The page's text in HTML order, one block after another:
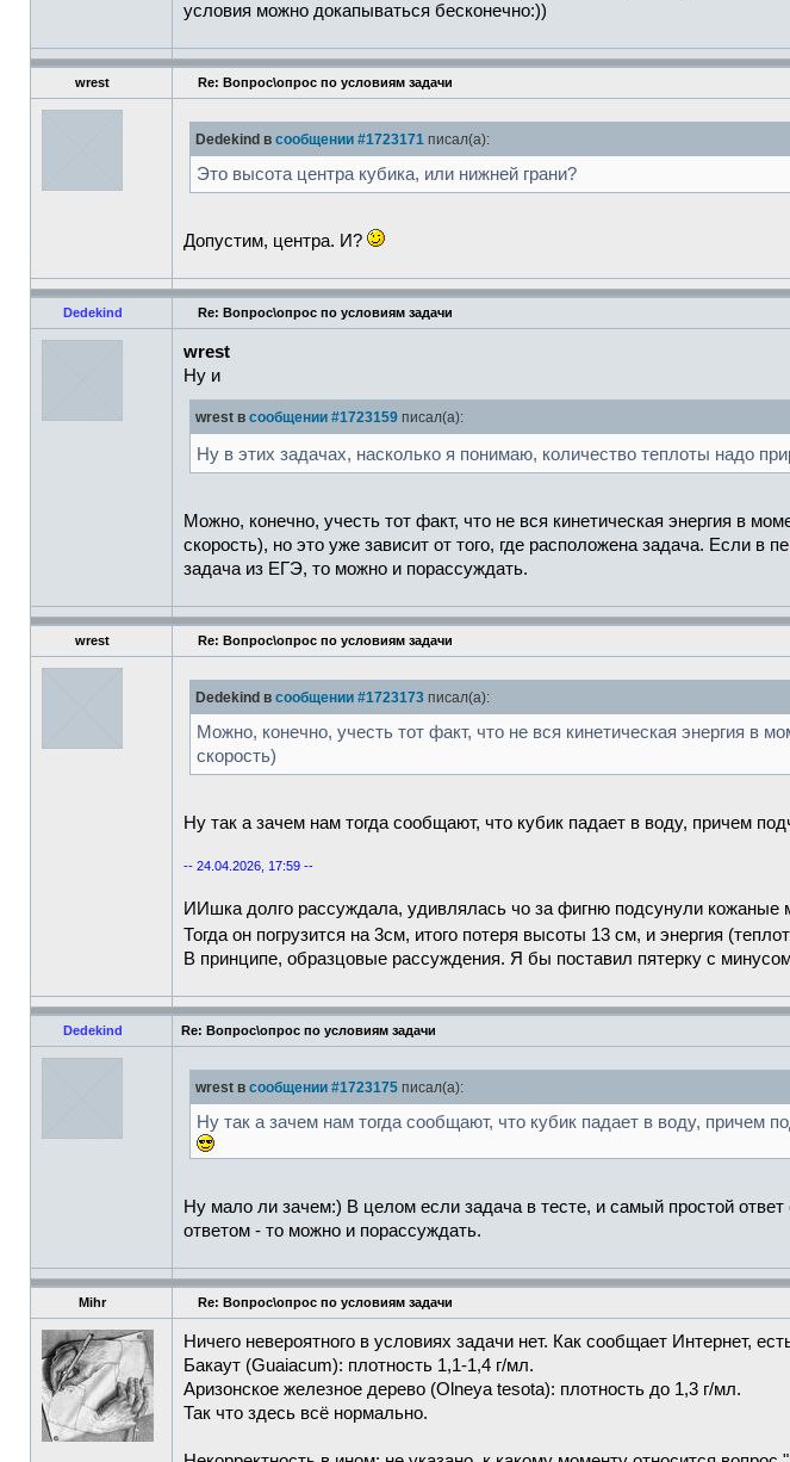
условия можно докапываться бесконечно:))
wrest Re: Вопрос\опрос по условиям задачи
Dedekind в сообщении #1723171 писал(а):
Это высота центра кубика, или нижней грани?
Допустим, центра. И?
Dedekind Re: Вопрос\опрос по условиям задачи
wrest
Ну и
wrest в сообщении #1723159 писал(а):
Ну в этих задачах, насколько я понимаю, количество теплоты надо
Можно, конечно, учесть тот факт, что не вся кинетическая энергия в
скорость), но это уже зависит от того, где расположена задача. Если в
задача из ЕГЭ, то можно и порассуждать.
wrest Re: Вопрос\опрос по условиям задачи
Dedekind в сообщении #1723173 писал(а):
Можно, конечно, учесть тот факт, что не вся кинетическая энергия в
скорость)
Ну так а зачем нам тогда сообщают, что кубик падает в воду, причем
-- 24.04.2026, 17:59 --
ИИшка долго рассуждала, удивлялась чо за фигню подсунули
Тогда он погрузится на 3см, итого потеря высоты 13 см, и энергия
В принципе, образцовые рассуждения. Я бы поставил пятерку с
Dedekind Re: Вопрос\опрос по условиям задачи
wrest в сообщении #1723175 писал(а):
Ну так а зачем нам тогда сообщают, что кубик падает в воду, причем
Ну мало ли зачем:) В целом если задача в тесте, и самый простой
ответом - то можно и порассуждать.
Mihr Re: Вопрос\опрос по условиям задачи
Ничего невероятного в условиях задачи нет. Как сообщает Интернет,
Бакаут (Guaiacum): плотность 1,1-1,4 г/мл.
Аризонское железное дерево (Olneya tesota): плотность до 1,3 г/мл.
Так что здесь всё нормально.